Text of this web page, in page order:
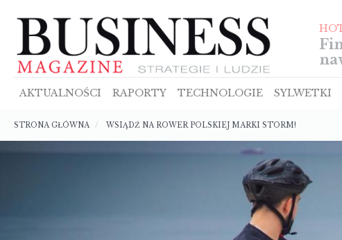
AKTUALNOŚCI RAPORTY TECHNOLOGIE SYLWETKI
Ścieżka
nawigacyjna
WSIĄDŹ NA ROWER POLSKIEJ MARKI STORM!